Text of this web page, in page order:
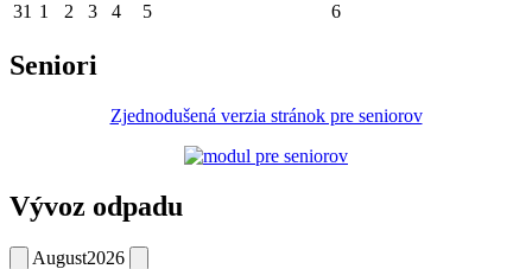
31 1 2 3 4 5 6
Seniori
Zjednodušená verzia stránok pre seniorov
Vývoz odpadu
August2026